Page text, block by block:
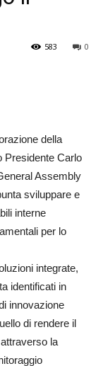
0
583
della
Presidente Carlo
Assembly
sviluppare e
interne
per lo
integrate,
identificati in
innovazione
di rendere il
la